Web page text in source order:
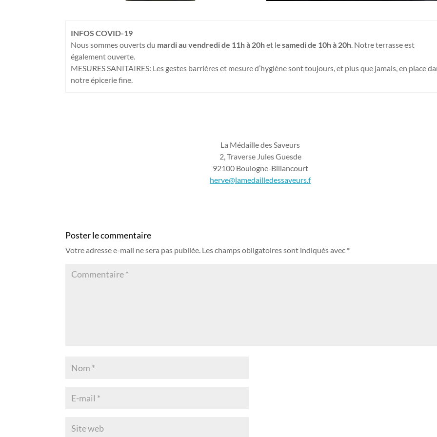
INFOS COVID-19
Nous sommes ouverts du mardi au vendredi de 11h à 20het lesamedi de 10h à 20h. Notre terrasse est
également ouverte.
MESURES SANITAIRES: Les gestes barrières et mesure d’hygiène sont toujours, et plus que jamais, en place
notre épicerie fine.
La Médaille des Saveurs
2, Traverse Jules Guesde
92100 Boulogne-Billancourt
herve@lamedailledessaveurs.f
Poster le commentaire
Votre adresse e-mail ne sera pas publiée. Les champs obligatoires sont indiqués avec *